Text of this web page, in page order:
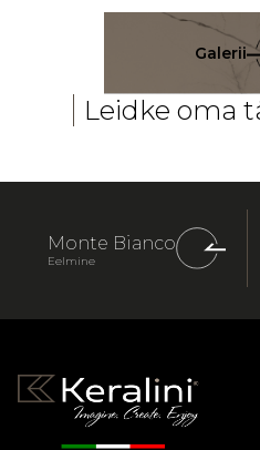
Galerii
Leidke oma
Monte Bianco
Eelmine